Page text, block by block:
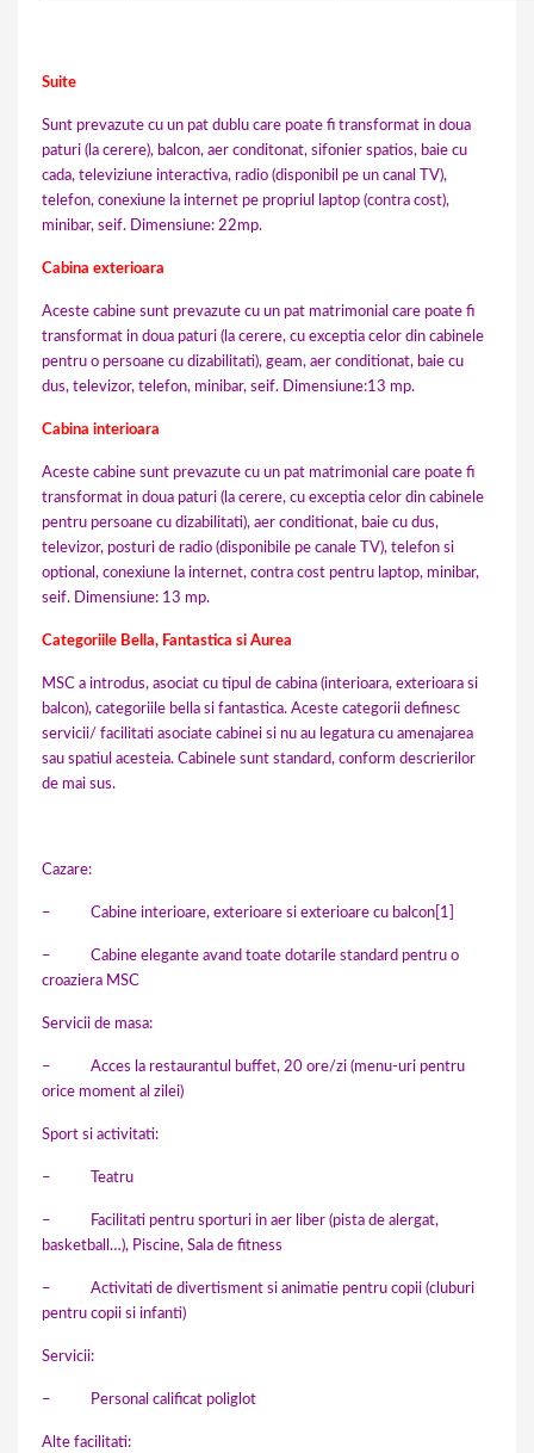
Suite
Sunt prevazute cu un pat dublu care poate fi transformat in doua
paturi (la cerere), balcon, aer conditonat, sifonier spatios, baie cu
cada, televiziune interactiva, radio (disponibil pe un canal TV),
telefon, conexiune la internet pe propriul laptop (contra cost),
minibar, seif. Dimensiune: 22mp.
Cabina exterioara
Aceste cabine sunt prevazute cu un pat matrimonial care poate fi
transformat in doua paturi (la cerere, cu exceptia celor din cabinele
pentru o persoane cu dizabilitati), geam, aer conditionat, baie cu
dus, televizor, telefon, minibar, seif. Dimensiune:13 mp.
Cabina interioara
Aceste cabine sunt prevazute cu un pat matrimonial care poate fi
transformat in doua paturi (la cerere, cu exceptia celor din cabinele
pentru persoane cu dizabilitati), aer conditionat, baie cu dus,
televizor, posturi de radio (disponibile pe canale TV), telefon si
optional, conexiune la internet, contra cost pentru laptop, minibar,
seif. Dimensiune: 13 mp.
Categoriile Bella, Fantastica si Aurea
MSC a introdus, asociat cu tipul de cabina (interioara, exterioara si
balcon), categoriile bella si fantastica. Aceste categorii definesc
servicii/ facilitati asociate cabinei si nu au legatura cu amenajarea
sau spatiul acesteia. Cabinele sunt standard, conform descrierilor
de mai sus.
Cazare:
– Cabine interioare, exterioare si exterioare cu balcon [1]
– Cabine elegante avand toate dotarile standard pentru o
croaziera MSC
Servicii de masa:
– Acces la restaurantul buffet, 20 ore/zi (menu-uri pentru
orice moment al zilei)
Sport si activitati:
– Teatru
– Facilitati pentru sporturi in aer liber (pista de alergat,
basketball…), Piscine, Sala de fitness
– Activitati de divertisment si animatie pentru copii (cluburi
pentru copii si infanti)
Servicii:
– Personal calificat poliglot
Alte facilitati: